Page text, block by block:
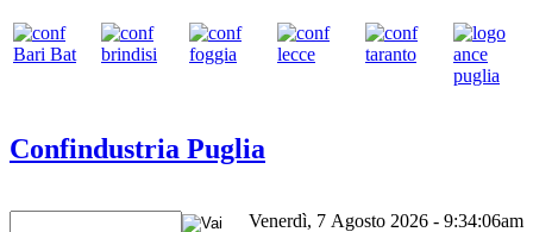
Confindustria Puglia
Venerdì, 7 Agosto 2026 - 9:34:06am